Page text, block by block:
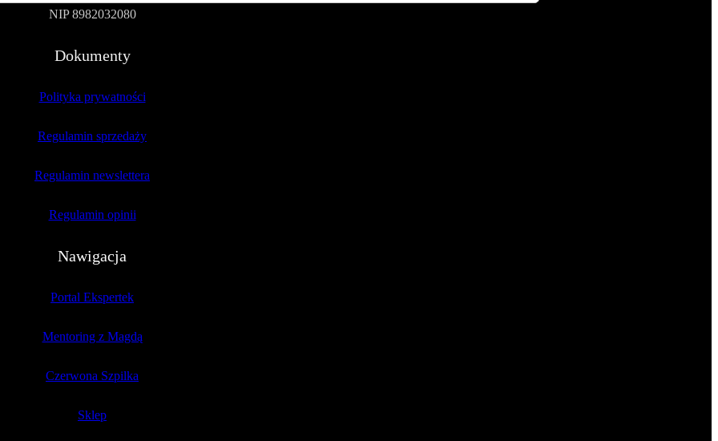
NIP 8982032080
Dokumenty
Polityka prywatności
Regulamin sprzedaży
Regulamin newslettera
Regulamin opinii
Nawigacja
Portal Ekspertek
Mentoring z Magdą
Czerwona Szpilka
Sklep